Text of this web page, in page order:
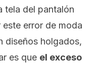
tela del pantalón
error de moda
diseños holgados,
es que el exceso